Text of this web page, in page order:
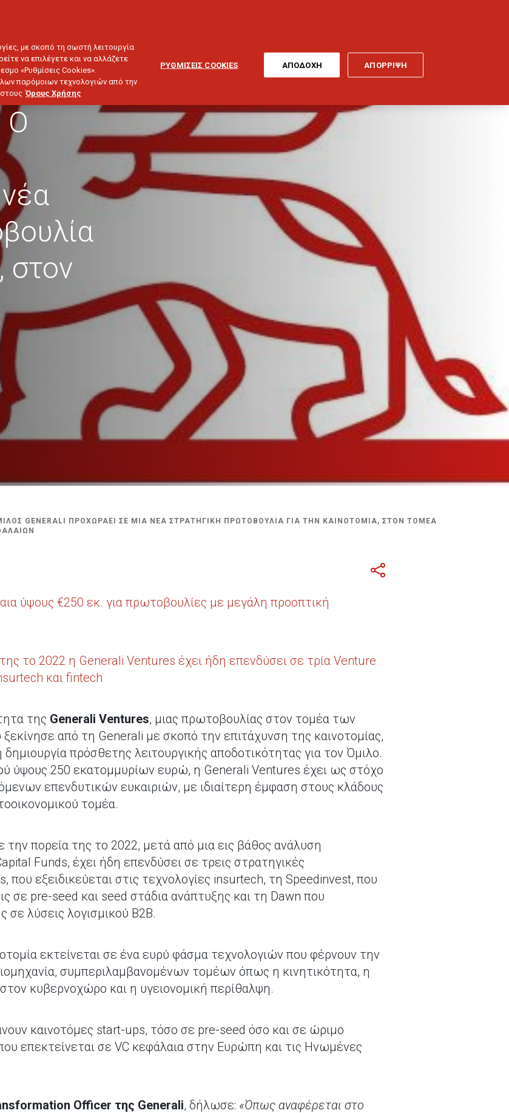
ΤΑΞΙΔΙ ΣΚΑΦΟΣ
Ο
στον
GENERALI ΠΡΟΧΩΡΑΕΙ ΣΕ ΜΙΑ ΝΕΑ ΣΤΡΑΤΗΓΙΚΗ ΠΡΩΤΟΒΟΥΛΙΑ ΓΙΑ ΤΗΝ ΚΑΙΝΟΤΟΜΙΑ, ΣΤΟΝ ΤΟΜΕΑ
ύψους €250 εκ. για πρωτοβουλίες με μεγάλη προοπτική
το 2022 η Generali Ventures έχει ήδη επενδύσει σε τρία Venture
και fintech
της Generali Ventures, μιας πρωτοβουλίας στον τομέα των
από τη Generali με σκοπό την επιτάχυνση της καινοτομίας,
πρόσθετης λειτουργικής αποδοτικότητας για τον Όμιλο.
ύψους 250 εκατομμυρίων ευρώ, η Generali Ventures έχει ως στόχο
επενδυτικών ευκαιριών, με ιδιαίτερη έμφαση στους κλάδους
τομέα.
πορεία της το 2022, μετά από μια εις βάθος ανάλυση
Funds, έχει ήδη επενδύσει σε τρεις στρατηγικές
εξειδικεύεται στις τεχνολογίες insurtech, τη Speedinvest, που
σε pre-seed και seed στάδια ανάπτυξης και τη Dawn που
σε λύσεις λογισμικού B2B.
εκτείνεται σε ένα ευρύ φάσμα τεχνολογιών που φέρνουν την
συμπεριλαμβανομένων τομέων όπως η κινητικότητα, η
κυβερνοχώρο και η υγειονομική περίθαλψη.
καινοτόμες start-ups, τόσο σε pre-seed όσο και σε ώριμο
επεκτείνεται σε VC κεφάλαια στην Ευρώπη και τις Ηνωμένες
Officer της Generali, δήλωσε: «Όπως αναφέρεται στο
με σκοπό τη σωστή λειτουργία
να επιλέγετε και να αλλάζετε
«Ρυθμίσεις Cookies».
παρόμοιων τεχνολογιών από την
Όρους Χρήσης
ΡΥΘΜΙΣΕΙΣ COOKIES ΑΠΟΡΡΙΨΗ
ΑΠΟΔΟΧΗ